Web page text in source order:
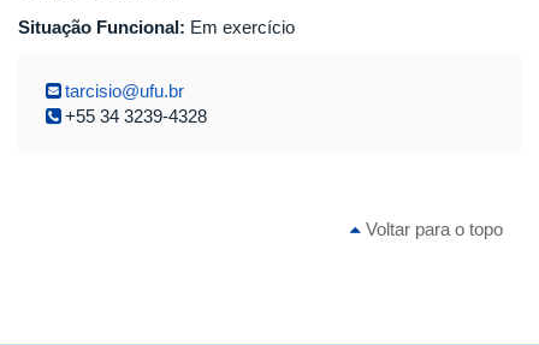
Situação Funcional: Em exercício
tarcisio@ufu.br
+55 34 3239-4328
Voltar para o topo